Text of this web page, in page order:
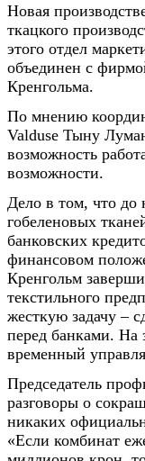
Новая
ткацкого
этого отдел
объединен с
Кренгольма.
По мнению
Valduse Тыну
возможность
возможности.
Дело в том, что до
гобеленовых
банковских
финансовом
Кренгольм
текстильного
жесткую задачу –
перед банками. На
временный
Председатель
разговоры о
никаких
«Если комбинат